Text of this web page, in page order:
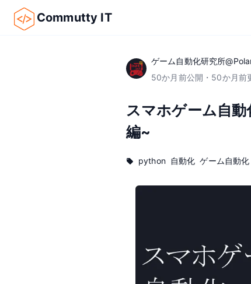
Commutty IT
ゲーム自動化研究所
50か月前公開 ・ 50か月前
スマホゲーム自
編~
python 自動化 ゲーム自動化